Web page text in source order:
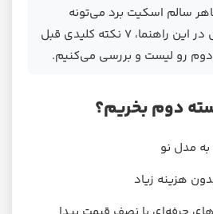
سالم اسکیت برد می‌تونه
فریب‌دهنده باشه، پس در این راهنما، ۷ نکته کلیدی قبل
رو لیست و بررسی می‌کنیم.
دوم بخریم؟
مدل نو
هزینه زیاد